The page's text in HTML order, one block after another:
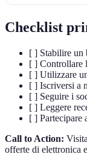
Checklist
[ ] Stabilire un
[ ] Controllare
[ ] Utilizzare
[ ] Iscriversi a
[ ] Seguire i
[ ] Leggere
[ ] Partecipare
Call to Action:
offerte di elettronica